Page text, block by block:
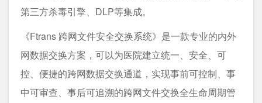
第三方杀毒引擎、DLP等集成。
《Ftrans 跨网文件安全交换系统》是一款专业的内外
网数据交换方案，可以为医院建立统一、安全、可
控、便捷的跨网数据交换通道，实现事前可控制、事
中可审查、事后可追溯的跨网文件交换全生命周期管